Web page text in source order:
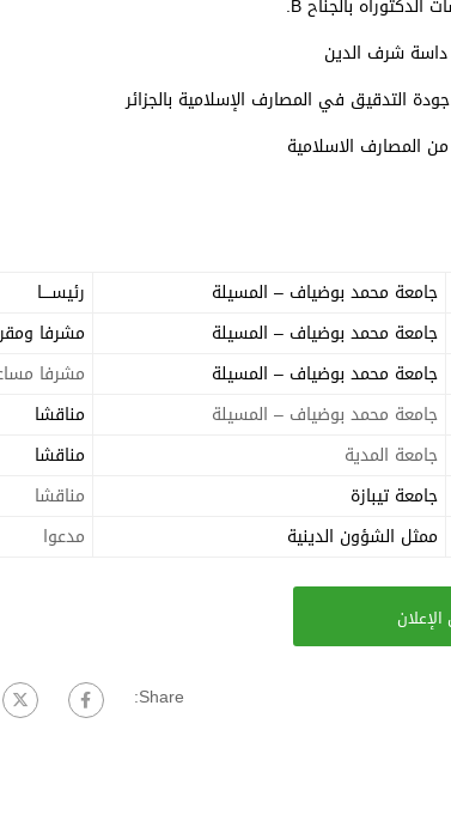
داسة شرف الدين
التدقيق في المصارف الإسلامية بالجزائر
المصارف الاسلامية
جامعة محمد بوضياف – المسيلة
رئيســــا
جامعة محمد بوضياف – المسيلة
مشرفا
جامعة محمد بوضياف – المسيلة
مشرفا
جامعة محمد بوضياف – المسيلة
مناقشا
جامعة المدية
مناقشا
جامعة تيبازة
مناقشا
ممثل الشؤون الدينية مدعوا
Share: